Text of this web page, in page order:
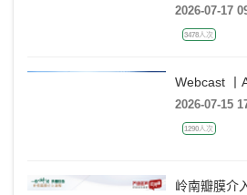
2026-07-17
3478人次
Webcast 丨
2026-07-15
1290人次
岭南瓣膜介